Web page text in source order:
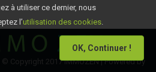
© Copyright 2017 IMMOZEN | Powered by
à utiliser ce dernier, nous
l’utilisation des cookies.
OK, Continuer !